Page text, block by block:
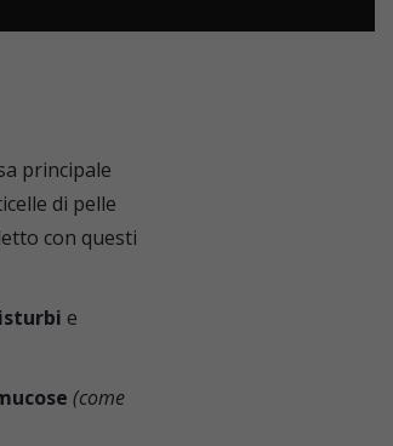
principale
di pelle
con questi
e
(come